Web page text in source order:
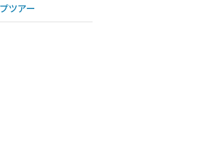
ツアー